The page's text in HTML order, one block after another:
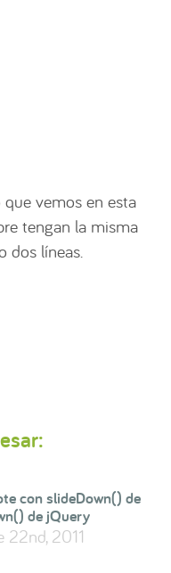
vemos en esta
tengan la misma
dos líneas.
con slideDown() de
22nd, 2011
de jQuery